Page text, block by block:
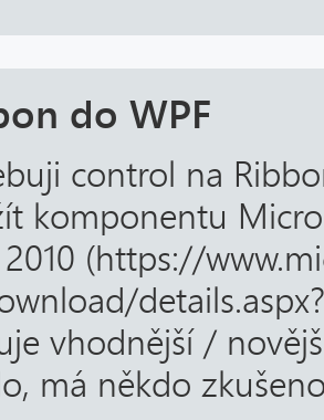
do WPF
control na
komponentu
(https://
vhodnější /
má někdo